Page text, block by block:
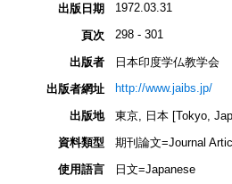
出版日期
1972.03.31
頁次 298 - 301
出版者
日本印度学仏教学会
出版者網址
http://www.jaibs.jp/
出版地
東京, 日本 [Tokyo,
資料類型
期刊論文=Journal
使用語言
日文=Japanese